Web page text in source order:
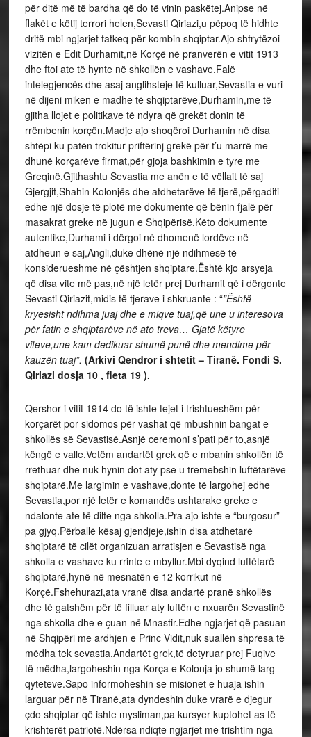
për ditë më të bardha që do të vinin paskëtej.Anipse në
flakët e këtij terrori helen,Sevasti Qiriazi,u pëpoq të hidhte
dritë mbi ngjarjet fatkeq për kombin shqiptar.Ajo shfrytëzoi
vizitën e Edit Durhamit,në Korçë në pranverën e vitit 1913
dhe ftoi ate të hynte në shkollën e vashave.Falë
intelegjencës dhe asaj anglihsteje të kulluar,Sevastia e vuri
në dijeni miken e madhe të shqiptarëve,Durhamin,me të
gjitha llojet e politikave të ndyra që grekët donin të
rrëmbenin korçën.Madje ajo shoqëroi Durhamin në disa
shtëpi ku patën trokitur priftërinj grekë për t’u marrë me
dhunë korçarëve firmat,për gjoja bashkimin e tyre me
Greqinë.Gjithashtu Sevastia me anën e të vëllait të saj
Gjergjit,Shahin Kolonjës dhe atdhetarëve të tjerë,përgaditi
edhe një dosje të plotë me dokumente që bënin fjalë për
masakrat greke në jugun e Shqipërisë.Këto dokumente
autentike,Durhami i dërgoi në dhomenë lordëve në
atdheun e saj,Angli,duke dhënë një ndihmesë të
konsiderueshme në çështjen shqiptare.Është kjo arsyeja
që disa vite më pas,në një letër prej Durhamit që i dërgonte
Sevasti Qiriazit,midis të tjerave i shkruante : “”Është
kryesisht ndihma juaj dhe e miqve tuaj,që une u interesova
për fatin e shqiptarëve në ato treva… Gjatë këtyre
viteve,une kam dedikuar shumë punë dhe mendime për
kauzën tuaj”. (Arkivi Qendror i shtetit – Tiranë. Fondi S.
Qiriazi dosja 10 , fleta 19 ).
Qershor i vitit 1914 do të ishte tejet i trishtueshëm për
korçarët por sidomos për vashat që mbushnin bangat e
shkollës së Sevastisë.Asnjë ceremoni s’pati për to,asnjë
këngë e valle.Vetëm andartët grek që e mbanin shkollën të
rrethuar dhe nuk hynin dot aty pse u tremebshin luftëtarëve
shqiptarë.Me largimin e vashave,donte të largohej edhe
Sevastia,por një letër e komandës ushtarake greke e
ndalonte ate të dilte nga shkolla.Pra ajo ishte e “burgosur”
pa gjyq.Përballë kësaj gjendjeje,ishin disa atdhetarë
shqiptarë të cilët organizuan arratisjen e Sevastisë nga
shkolla e vashave ku rrinte e mbyllur.Mbi dyqind luftëtarë
shqiptarë,hynë në mesnatën e 12 korrikut në
Korçë.Fshehurazi,ata vranë disa andartë pranë shkollës
dhe të gatshëm për të filluar aty luftën e nxuarën Sevastinë
nga shkolla dhe e çuan në Mnastir.Edhe ngjarjet që pasuan
në Shqipëri me ardhjen e Princ Vidit,nuk suallën shpresa të
mëdha tek sevastia.Andartët grek,të detyruar prej Fuqive
të mëdha,largoheshin nga Korça e Kolonja jo shumë larg
qyteteve.Sapo informoheshin se misionet e huaja ishin
larguar për në Tiranë,ata dyndeshin duke vrarë e djegur
çdo shqiptar që ishte mysliman,pa kursyer kuptohet as të
krishterët patriotë.Ndërsa ndiqte ngjarjet me trishtim nga